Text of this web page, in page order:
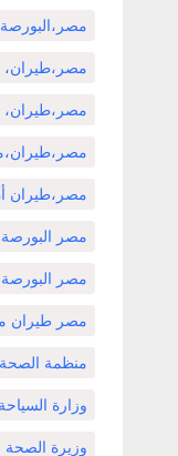
مصر،طيران،
مصر،طيران،
مصر،طيران
مصر البورصة
مصر البورصة
مصر طيران
منظمة الصحة
وزارة السياحة
وزيرة الصحة